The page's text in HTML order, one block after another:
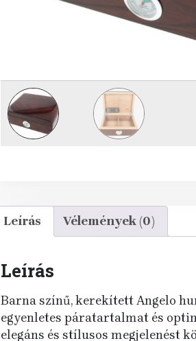
Leírás Vélemények (0)
Leírás
Barna színű, kerekített Angelo
egyenletes páratartalmat és
elegáns és stílusos megjelenést